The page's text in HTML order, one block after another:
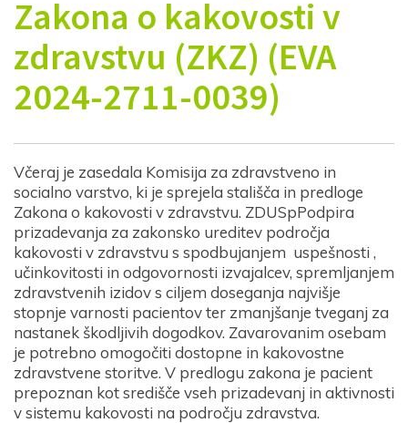
Zakona o kakovosti v
zdravstvu (ZKZ) (EVA
2024-2711-0039)
Včeraj je zasedala Komisija za zdravstveno in
socialno varstvo, ki je sprejela stališča in predloge
Zakona o kakovosti v zdravstvu. ZDUSpPodpira
prizadevanja za zakonsko ureditev področja
kakovosti v zdravstvu s spodbujanjem uspešnosti ,
učinkovitosti in odgovornosti izvajalcev, spremljanjem
zdravstvenih izidov s ciljem doseganja najvišje
stopnje varnosti pacientov ter zmanjšanje tveganj za
nastanek škodljivih dogodkov. Zavarovanim osebam
je potrebno omogočiti dostopne in kakovostne
zdravstvene storitve. V predlogu zakona je pacient
prepoznan kot središče vseh prizadevanj in aktivnosti
v sistemu kakovosti na področju zdravstva.